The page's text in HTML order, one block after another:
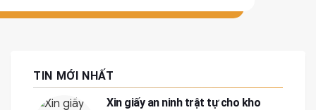
TIN MỚI NHẤT
Xin giấy an ninh trật tự cho kho